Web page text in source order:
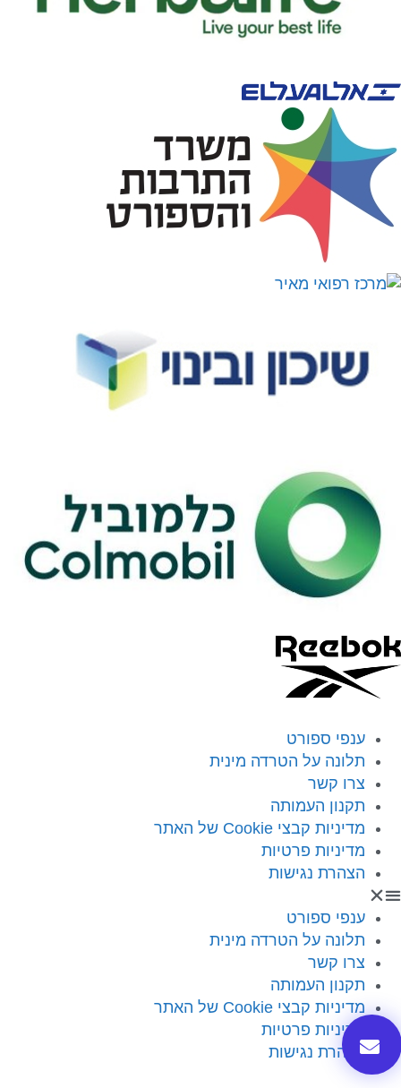
ענפי ספורט
תלונה על הטרדה מינית
צרו קשר
תקנון העמותה
מדיניות קבצי Cookie של האתר
מדיניות פרטיות
הצהרת נגישות
ענפי ספורט
תלונה על הטרדה מינית
צרו קשר
תקנון העמותה
מדיניות קבצי Cookie של האתר
מדיניות פרטיות
הצהרת נגישות